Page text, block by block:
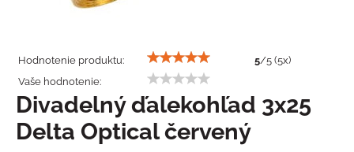
Hodnotenie produktu: 5/5 (5x)
Vaše hodnotenie:
Divadelný ďalekohľad 3x25
Delta Optical červený